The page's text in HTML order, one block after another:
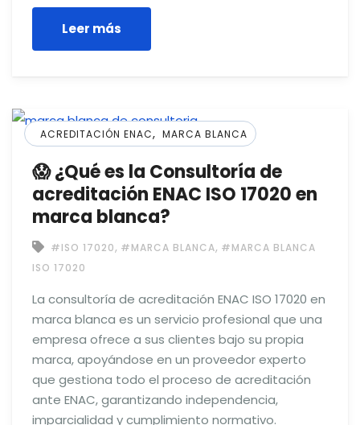
Leer más
ACREDITACIÓN ENAC, MARCA BLANCA
😱 ¿Qué es la Consultoría de
acreditación ENAC ISO 17020 en
marca blanca?
#ISO 17020, #MARCA BLANCA, #MARCA BLANCA
ISO 17020
La consultoría de acreditación ENAC ISO 17020 en
marca blanca es un servicio profesional que una
empresa ofrece a sus clientes bajo su propia
marca, apoyándose en un proveedor experto
que gestiona todo el proceso de acreditación
ante ENAC, garantizando independencia,
imparcialidad y cumplimiento normativo.